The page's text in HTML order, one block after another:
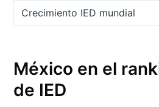
Crecimiento IED mundial
México en el
de IED